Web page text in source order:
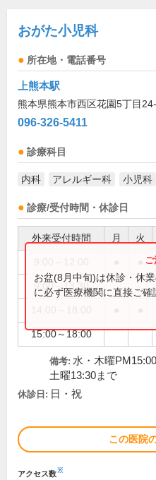
おがた小児科
所在地・電話番号
上熊本駅
熊本県熊本市西区花園5丁目
096-326-5411
診療科目
内科 アレルギー科 小児科
診療/受付時間・休診日
外来受付時間 月 火
9:00～13:30
15:00～18:00
お盆(8月中旬)は休診・休
に必ず医療機関に直接ご確
備考: 水・木曜
土曜13:30まで
休診日: 日・祝
この医院
アクセス数※